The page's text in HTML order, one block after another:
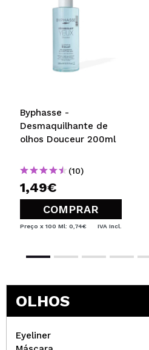
Byphasse -
Desmaquilhante de
olhos Douceur 200ml
(10)
1,49€
COMPRAR
Preço x 100 Ml: 0,74€ IVA Incl.
OLHOS
Eyeliner